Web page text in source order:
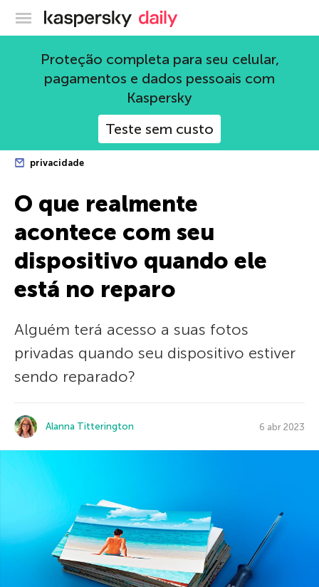
Blog oficial da Kaspersky
Proteção completa para seu celular,
pagamentos e dados pessoais com
Kaspersky
Teste sem custo
privacidade
O que realmente
acontece com seu
dispositivo quando ele
está no reparo
Alguém terá acesso a suas fotos
privadas quando seu dispositivo estiver
sendo reparado?
Alanna Titterington 6 abr 2023